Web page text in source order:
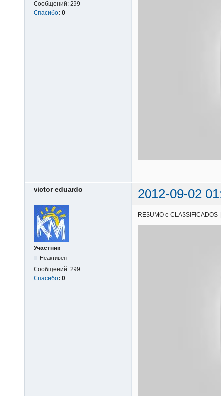
Сообщений: 299
Спасибо: 0
victor eduardo 2012-09-02
Участник
Неактивен
Сообщений: 299
Спасибо: 0
RESUMO e